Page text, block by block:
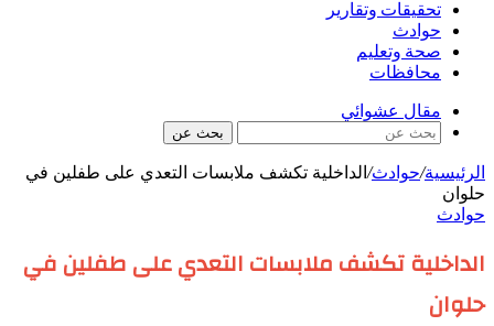
تحقيقات وتقارير
حوادث
صحة وتعليم
محافظات
مقال عشوائي
بحث عن
الرئيسية/حوادث/ الداخلية تكشف ملابسات التعدي على طفلين في
حلوان
حوادث
الداخلية تكشف ملابسات التعدي على طفلين في
حلوان